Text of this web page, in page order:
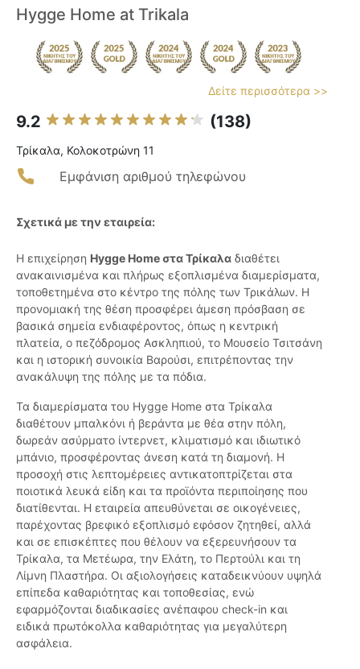
Hygge Home at Trikala
Δείτε περισσότερα >>
9.2 (138)
Τρίκαλα, Κολοκοτρώνη 11
Εμφάνιση αριθμού τηλεφώνου
Σχετικά με την εταιρεία:
Η επιχείρηση Hygge Home στα Τρίκαλα διαθέτει
ανακαινισμένα και πλήρως εξοπλισμένα διαμερίσματα,
τοποθετημένα στο κέντρο της πόλης των Τρικάλων. Η
προνομιακή της θέση προσφέρει άμεση πρόσβαση σε
βασικά σημεία ενδιαφέροντος, όπως η κεντρική
πλατεία, ο πεζόδρομος Ασκληπιού, το Μουσείο Τσιτσάνη
και η ιστορική συνοικία Βαρούσι, επιτρέποντας την
ανακάλυψη της πόλης με τα πόδια.
Τα διαμερίσματα του Hygge Home στα Τρίκαλα
διαθέτουν μπαλκόνι ή βεράντα με θέα στην πόλη,
δωρεάν ασύρματο ίντερνετ, κλιματισμό και ιδιωτικό
μπάνιο, προσφέροντας άνεση κατά τη διαμονή. Η
προσοχή στις λεπτομέρειες αντικατοπτρίζεται στα
ποιοτικά λευκά είδη και τα προϊόντα περιποίησης που
διατίθενται. Η εταιρεία απευθύνεται σε οικογένειες,
παρέχοντας βρεφικό εξοπλισμό εφόσον ζητηθεί, αλλά
και σε επισκέπτες που θέλουν να εξερευνήσουν τα
Τρίκαλα, τα Μετέωρα, την Ελάτη, το Περτούλι και τη
Λίμνη Πλαστήρα. Οι αξιολογήσεις καταδεικνύουν υψηλά
επίπεδα καθαριότητας και τοποθεσίας, ενώ
εφαρμόζονται διαδικασίες ανέπαφου check-in και
ειδικά πρωτόκολλα καθαριότητας για μεγαλύτερη
ασφάλεια.